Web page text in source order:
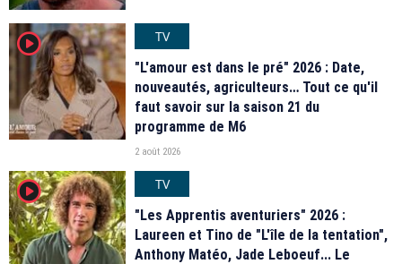
player2
TV
"L'amour est dans le pré" 2026 : Date,
nouveautés, agriculteurs… Tout ce qu'il
faut savoir sur la saison 21 du
programme de M6
2 août 2026
player2
TV
"Les Apprentis aventuriers" 2026 :
Laureen et Tino de "L'île de la tentation",
Anthony Matéo, Jade Leboeuf... Le